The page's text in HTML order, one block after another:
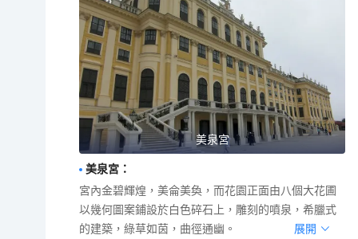
美泉宮
美泉宮 ：
宮內金碧輝煌，美侖美奐，而花園正面由八個大花圃
以幾何圖案鋪設於白色碎石上，雕刻的噴泉，希臘式
的建築，綠草如茵，曲徑通幽。
展開